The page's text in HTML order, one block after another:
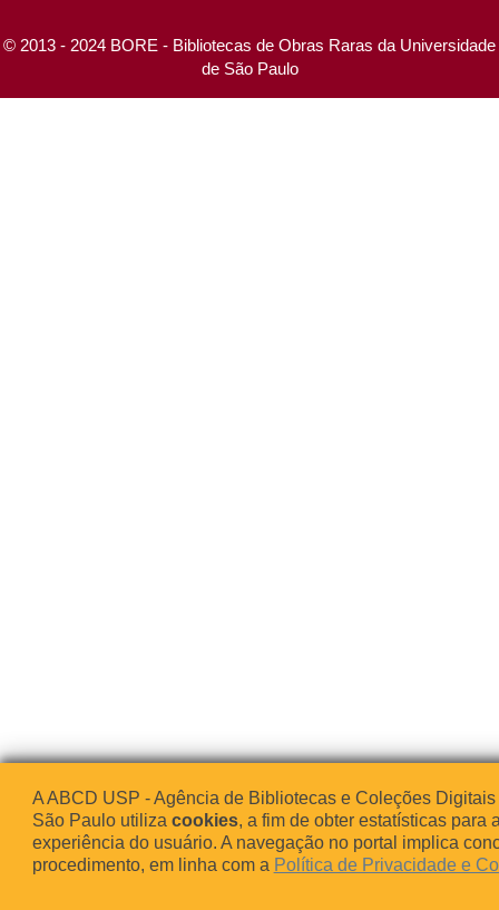
© 2013 - 2024 BORE - Bibliotecas de Obras Raras da Universidade
de São Paulo
A ABCD USP - Agência de Bibliotecas e Coleções
São Paulo utiliza cookies, a fim de obter estatísticas para
experiência do usuário. A navegação no portal implica
procedimento, em linha com a Política de Privacidade e